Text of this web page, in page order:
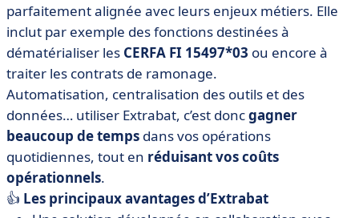
parfaitement alignée avec leurs enjeux métiers. Elle
inclut par exemple des fonctions destinées à
dématérialiser les CERFA FI 15497*03 ou encore à
traiter les contrats de ramonage.
Automatisation, centralisation des outils et des
données… utiliser Extrabat, c’est doncgagner
beaucoup de temps dans vos opérations
quotidiennes, tout en réduisant vos coûts
opérationnels.
👍 Les principaux avantages d’Extrabat